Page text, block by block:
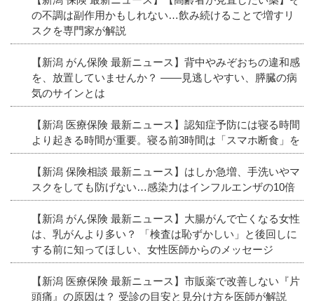
の不調は副作用かもしれない…飲み続けることで増すリ
スクを専門家が解説
【新潟 がん保険 最新ニュース】背中やみぞおちの違和感
を、放置していませんか？ ――見逃しやすい、膵臓の病
気のサインとは
【新潟 医療保険 最新ニュース】認知症予防には寝る時間
より起きる時間が重要。寝る前3時間は「スマホ断食」を
【新潟 保険相談 最新ニュース】はしか急増、手洗いやマ
スクをしても防げない…感染力はインフルエンザの10倍
【新潟 がん保険 最新ニュース】大腸がんで亡くなる女性
は、乳がんより多い？ 「検査は恥ずかしい」と後回しに
する前に知ってほしい、女性医師からのメッセージ
【新潟 医療保険 最新ニュース】市販薬で改善しない『片
頭痛』の原因は？ 受診の目安と見分け方を医師が解説